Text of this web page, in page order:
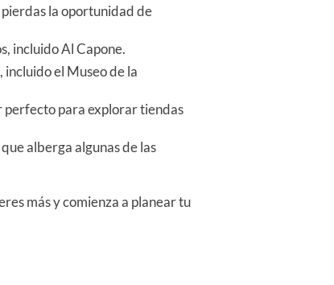
pierdas la oportunidad de
incluido Al Capone.
el Museo de la
perfecto para explorar tiendas
alberga algunas de las
más y comienza a planear tu